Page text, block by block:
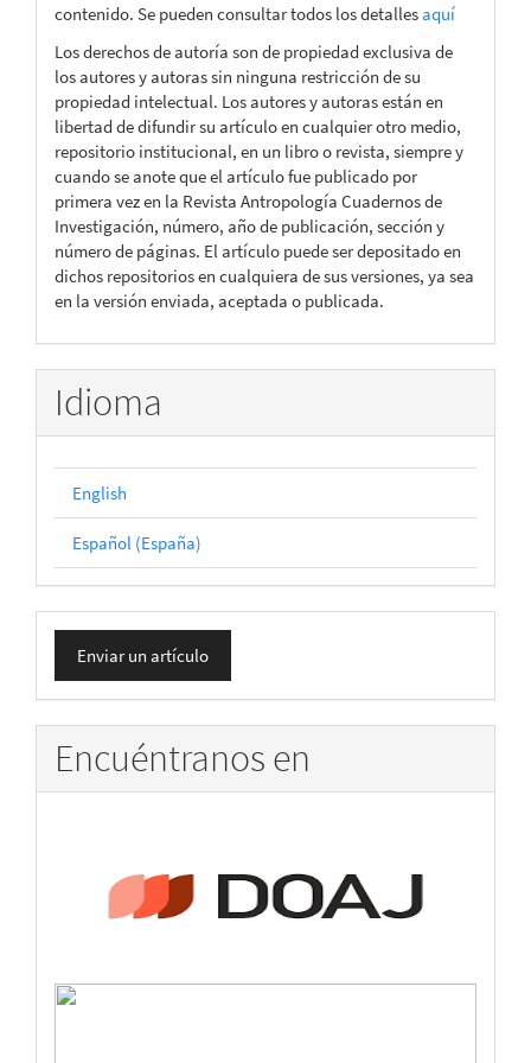
contenido. Se pueden consultar todos los detallesaquí
Los derechos de autoría son de propiedad exclusiva de
los autores y autoras sin ninguna restricción de su
propiedad intelectual. Los autores y autoras están en
libertad de difundir su artículo en cualquier otro medio,
repositorio institucional, en un libro o revista, siempre y
cuando se anote que el artículo fue publicado por
primera vez en la Revista Antropología Cuadernos de
Investigación, número, año de publicación, sección y
número de páginas. El artículo puede ser depositado en
dichos repositorios en cualquiera de sus versiones, ya sea
en la versión enviada, aceptada o publicada.
Idioma
English
Español (España)
Enviar
un
artículo
Enviar un artículo
Encuéntranos en